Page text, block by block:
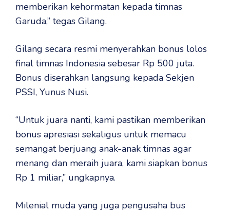
memberikan kehormatan kepada timnas
Garuda,” tegas Gilang.
Gilang secara resmi menyerahkan bonus lolos
final timnas Indonesia sebesar Rp 500 juta.
Bonus diserahkan langsung kepada Sekjen
PSSI, Yunus Nusi.
“Untuk juara nanti, kami pastikan memberikan
bonus apresiasi sekaligus untuk memacu
semangat berjuang anak-anak timnas agar
menang dan meraih juara, kami siapkan bonus
Rp 1 miliar,” ungkapnya.
Milenial muda yang juga pengusaha bus